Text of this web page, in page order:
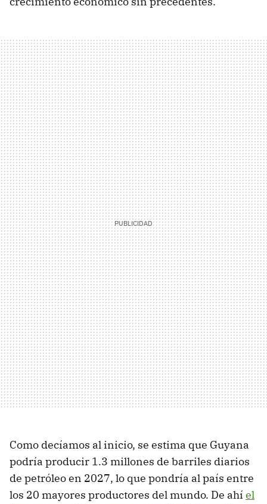
Como decíamos al inicio, se estima que Guyana
podría producir 1.3 millones de barriles diarios
de petróleo en 2027, lo que pondría al país entre
los 20 mayores productores del mundo. De ahí el